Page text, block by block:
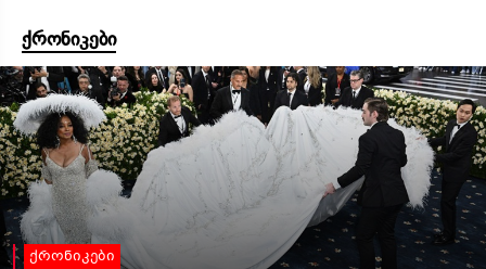
ქრონიკები
ქრონიკები